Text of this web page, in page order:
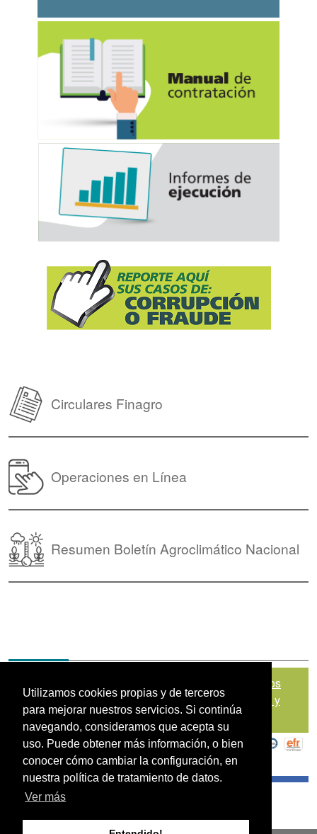
Utilizamos cookies propias y de terceros
para mejorar nuestros servicios. Si continúa
navegando, consideramos que acepta su
uso. Puede obtener más información, o bien
conocer cómo cambiar la configuración, en
nuestra política de tratamiento de datos.
Ver más
Circulares Finagro
Operaciones en Línea
Resumen Boletín Agroclimático Nacional
Política de Tratamiento de Datos
Personales|Políticas de Seguridad, Términos y
Condiciones de Uso